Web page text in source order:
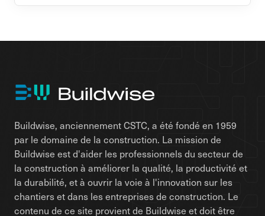
Buildwise, anciennement CSTC, a été fondé en 1959
par le domaine de la construction. La mission de
Buildwise est d'aider les professionnels du secteur de
la construction à améliorer la qualité, la productivité et
la durabilité, et à ouvrir la voie à l'innovation sur les
chantiers et dans les entreprises de construction. Le
contenu de ce site provient de Buildwise et doit être